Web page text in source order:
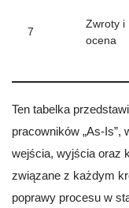
7
Zwroty i
ocena
Ten tabelka
pracowników „As-Is”,
wejścia, wyjścia oraz
związane z każdym
poprawy procesu w